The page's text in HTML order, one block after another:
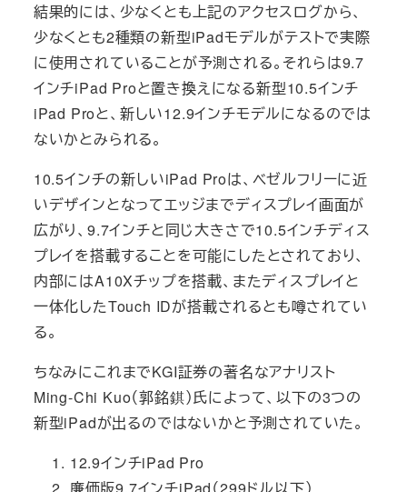
結果的には、少なくとも上記のアクセスログから、
少なくとも2種類の新型iPadモデルがテストで実際
に使用されていることが予測される。それらは9.7
インチiPad Proと置き換えになる新型10.5インチ
iPad Proと、新しい12.9インチモデルになるのでは
ないかとみられる。
10.5インチの新しいiPad Proは、ベゼルフリーに近
いデザインとなってエッジまでディスプレイ画面が
広がり、9.7インチと同じ大きさで10.5インチディス
プレイを搭載することを可能にしたとされており、
内部にはA10Xチップを搭載、またディスプレイと
一体化したTouch IDが搭載されるとも噂されてい
る。
ちなみにこれまでKGI証券の著名なアナリスト
Ming-Chi Kuo（郭銘錤）氏によって、以下の3つの
新型iPadが出るのではないかと予測されていた。
12.9インチiPad Pro